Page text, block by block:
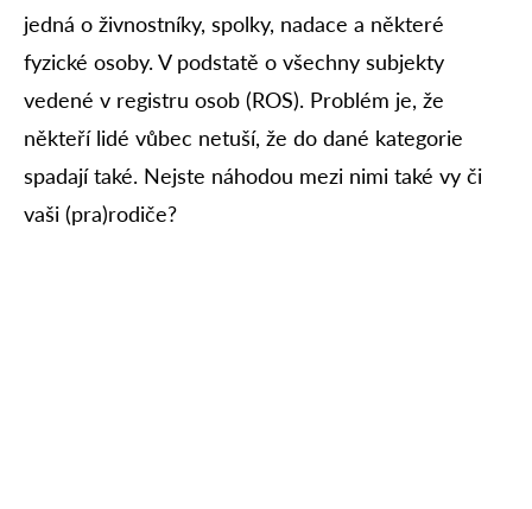
jedná o živnostníky, spolky, nadace a některé
fyzické osoby. V podstatě o všechny subjekty
vedené v registru osob (ROS). Problém je, že
někteří lidé vůbec netuší, že do dané kategorie
spadají také. Nejste náhodou mezi nimi také vy či
vaši (pra)rodiče?